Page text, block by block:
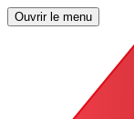
Ouvrir le menu